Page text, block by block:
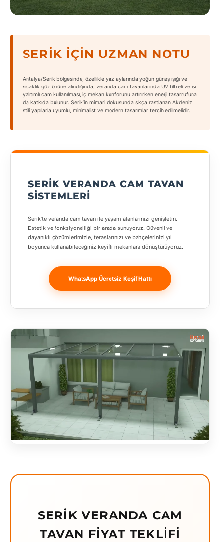
SERIK İÇIN UZMAN NOTU
Antalya/Serik bölgesinde, özellikle yaz aylarında yoğun güneş ışığı ve
sıcaklık göz önüne alındığında, veranda cam tavanlarında UV filtreli ve ısı
yalıtımlı cam kullanılması, iç mekan konforunu artırırken enerji tasarrufuna
da katkıda bulunur. Serik’in mimari dokusunda sıkça rastlanan Akdeniz
stili yapılarla uyumlu, minimalist ve modern tasarımlar tercih edilmelidir.
SERIK VERANDA CAM TAVAN
SISTEMLERI
Serik’te veranda cam tavan ile yaşam alanlarınızı genişletin.
Estetik ve fonksiyonelliği bir arada sunuyoruz. Güvenli ve
dayanıklı çözümlerimizle, teraslarınızı ve bahçelerinizi yıl
boyunca kullanabileceğiniz keyifli mekanlara dönüştürüyoruz.
WhatsApp Ücretsiz Keşif Hattı
SERIK VERANDA CAM
TAVAN FIYAT TEKLIFI
States
Şehirler
Adana
Aydın
Banja
Luka
București
Bulgaristan
Bursa
Çanakkale
Çekya
Diyarbakır
Edirne
Erzincan
Erzrum